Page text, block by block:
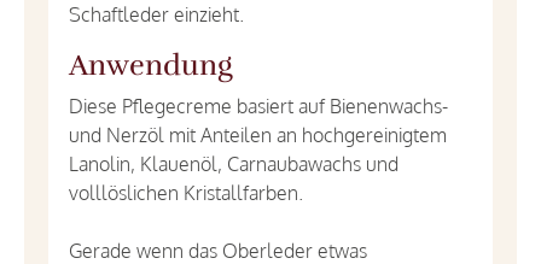
Schaftleder einzieht.
Anwendung
Diese Pflegecreme basiert auf Bienenwachs-
und Nerzöl mit Anteilen an hochgereinigtem
Lanolin, Klauenöl, Carnaubawachs und
volllöslichen Kristallfarben.
Gerade wenn das Oberleder etwas